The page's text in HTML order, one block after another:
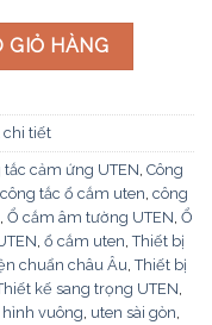
L số lượng
GIỎ HÀNG
chi tiết
tắc cảm ứng UTEN Công
công tắc ổ cắm uten công
Ổ cắm âm tường UTEN Ổ
ổ cắm uten ,Thiết bị
chuẩn châu Âu ,Thiết bị
kế sang trọng UTEN
hình vuông uten sài gòn